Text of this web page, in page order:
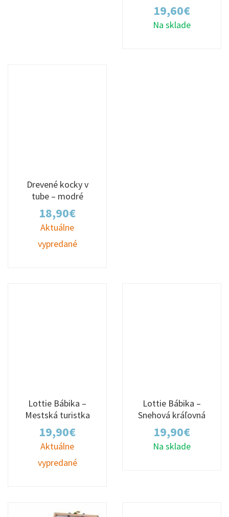
19,60€
Na sklade
Drevené kocky v
tube – modré
18,90€
Aktuálne
vypredané
Lottie Bábika –
Mestská turistka
19,90€
Aktuálne
vypredané
Lottie Bábika –
Snehová kráľovná
19,90€
Na sklade